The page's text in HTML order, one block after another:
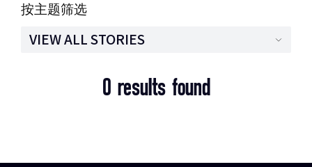
按主题筛选
VIEW ALL STORIES
0 results found